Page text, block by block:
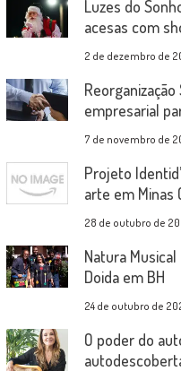
Luzes do
acesas com
2 de dezembro de
empresarial
7 de novembro de
Projeto
arte em Minas
28 de outubro de
Natura Musical
Doida em BH
24 de outubro de
O poder do